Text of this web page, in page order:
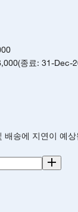
(종료:31-Dec-
배송에 지연이 예